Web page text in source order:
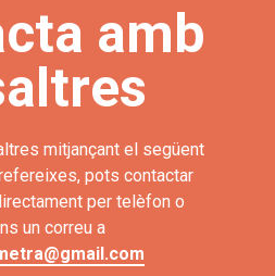
amb
mitjançant el següent
pots contactar
per telèfon o
un correu a